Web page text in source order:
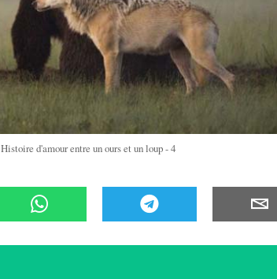
Histoire d'amour entre un ours et un loup - 4